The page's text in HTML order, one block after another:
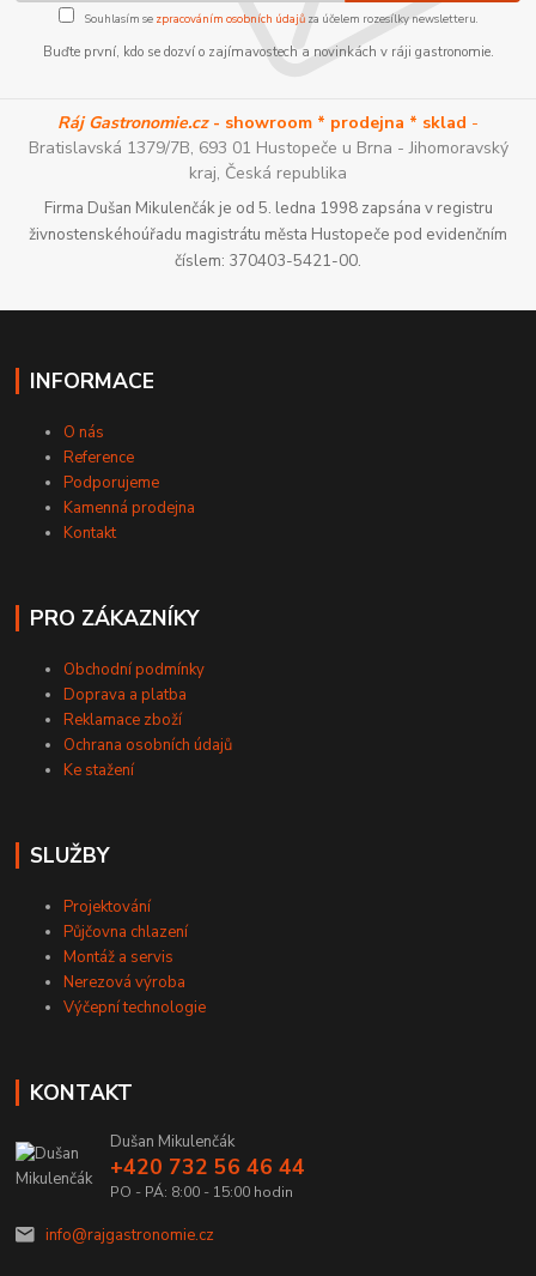
Souhlasím se zpracováním osobních údajůza účelem rozesílky newsletteru.
Buďte první, kdo se dozví o zajímavostech a novinkách v ráji gastronomie.
Ráj Gastronomie.cz- showroom * prodejna * sklad -
Bratislavská 1379/7B, 693 01 Hustopeče u Brna - Jihomoravský
kraj, Česká republika
Firma Dušan Mikulenčák je od 5. ledna 1998 zapsána v registru
živnostenskéhoúřadu magistrátu města Hustopeče pod evidenčním
číslem: 370403-5421-00.
INFORMACE
O nás
Reference
Podporujeme
Kamenná prodejna
Kontakt
PRO ZÁKAZNÍKY
Obchodní podmínky
Doprava a platba
Reklamace zboží
Ochrana osobních údajů
Ke stažení
SLUŽBY
Projektování
Půjčovna chlazení
Montáž a servis
Nerezová výroba
Výčepní technologie
KONTAKT
Dušan Mikulenčák
+420 732 56 46 44
PO - PÁ: 8:00 - 15:00 hodin
info@rajgastronomie.cz